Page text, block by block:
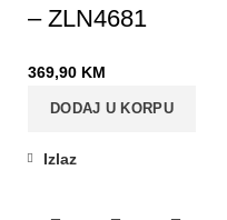
– ZLN4681
369,90 KM
DODAJ U KORPU
Izlaz